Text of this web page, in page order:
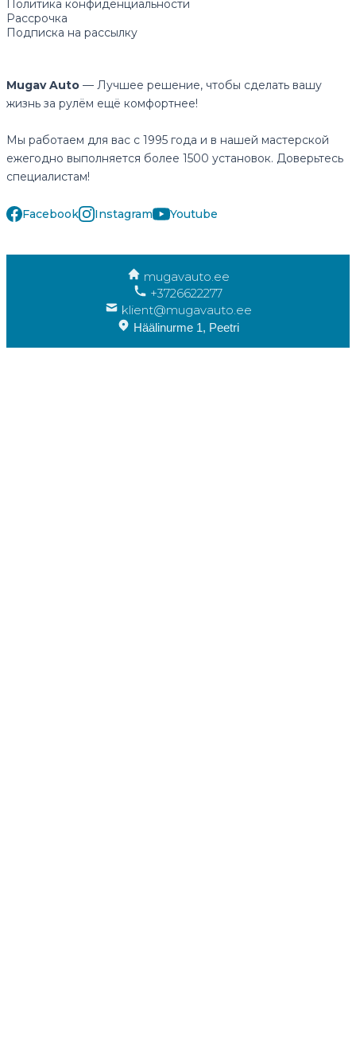
Политика конфиденциальности
Рассрочка
Подписка на рассылку
Mugav Auto — Лучшее решение, чтобы сделать вашу
жизнь за рулём ещё комфортнее!
Мы работаем для вас с 1995 года и в нашей мастерской
ежегодно выполняется более 1500 установок. Доверьтесь
специалистам!
Facebook Instagram Youtube
mugavauto.ee
+3726622277
klient@mugavauto.ee
Häälinurme 1, Peetri